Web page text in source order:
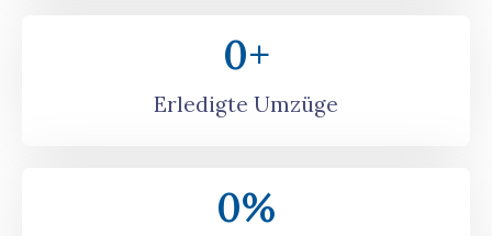
Erledigte Umzüge
0+
0%